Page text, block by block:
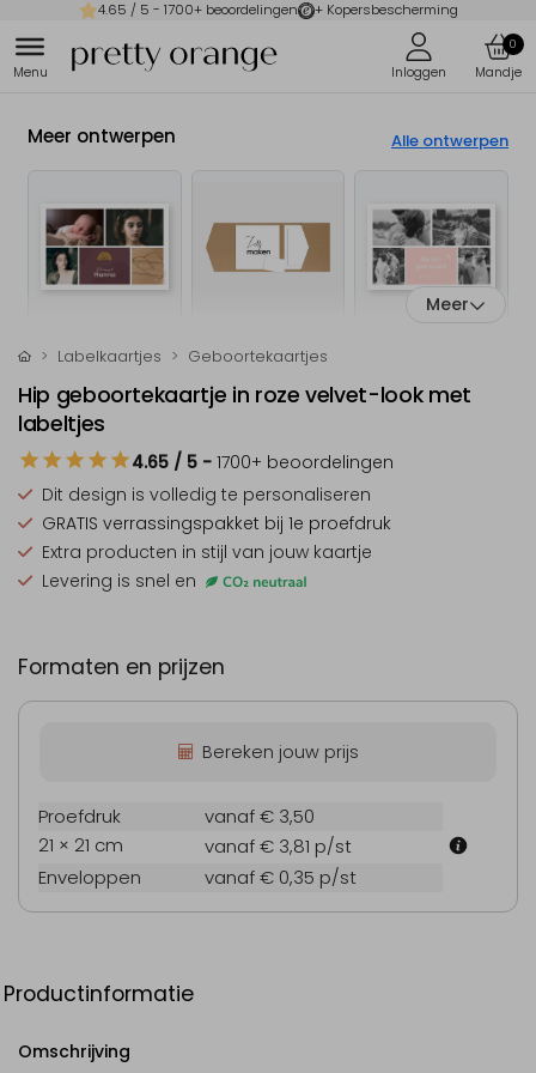
4.65 / 5 - 1700+ beoordelingen + Kopersbescherming
0
Meer ontwerpen Alle ontwerpen
Meer
Labelkaartjes Geboortekaartjes
Hip geboortekaartje in roze velvet-look met
labeltjes
4.65 / 5 - 1700+ beoordelingen
Dit design is volledig te personaliseren
GRATIS verrassingspakket bij 1e proefdruk
Extra producten in stijl van jouw kaartje
Levering is snel en
Formaten en prijzen
Bereken jouw prijs
Proefdruk
vanaf € 3,50
21 × 21 cm
vanaf € 3,81 p/st
Enveloppen
vanaf € 0,35 p/st
Productinformatie
Omschrijving